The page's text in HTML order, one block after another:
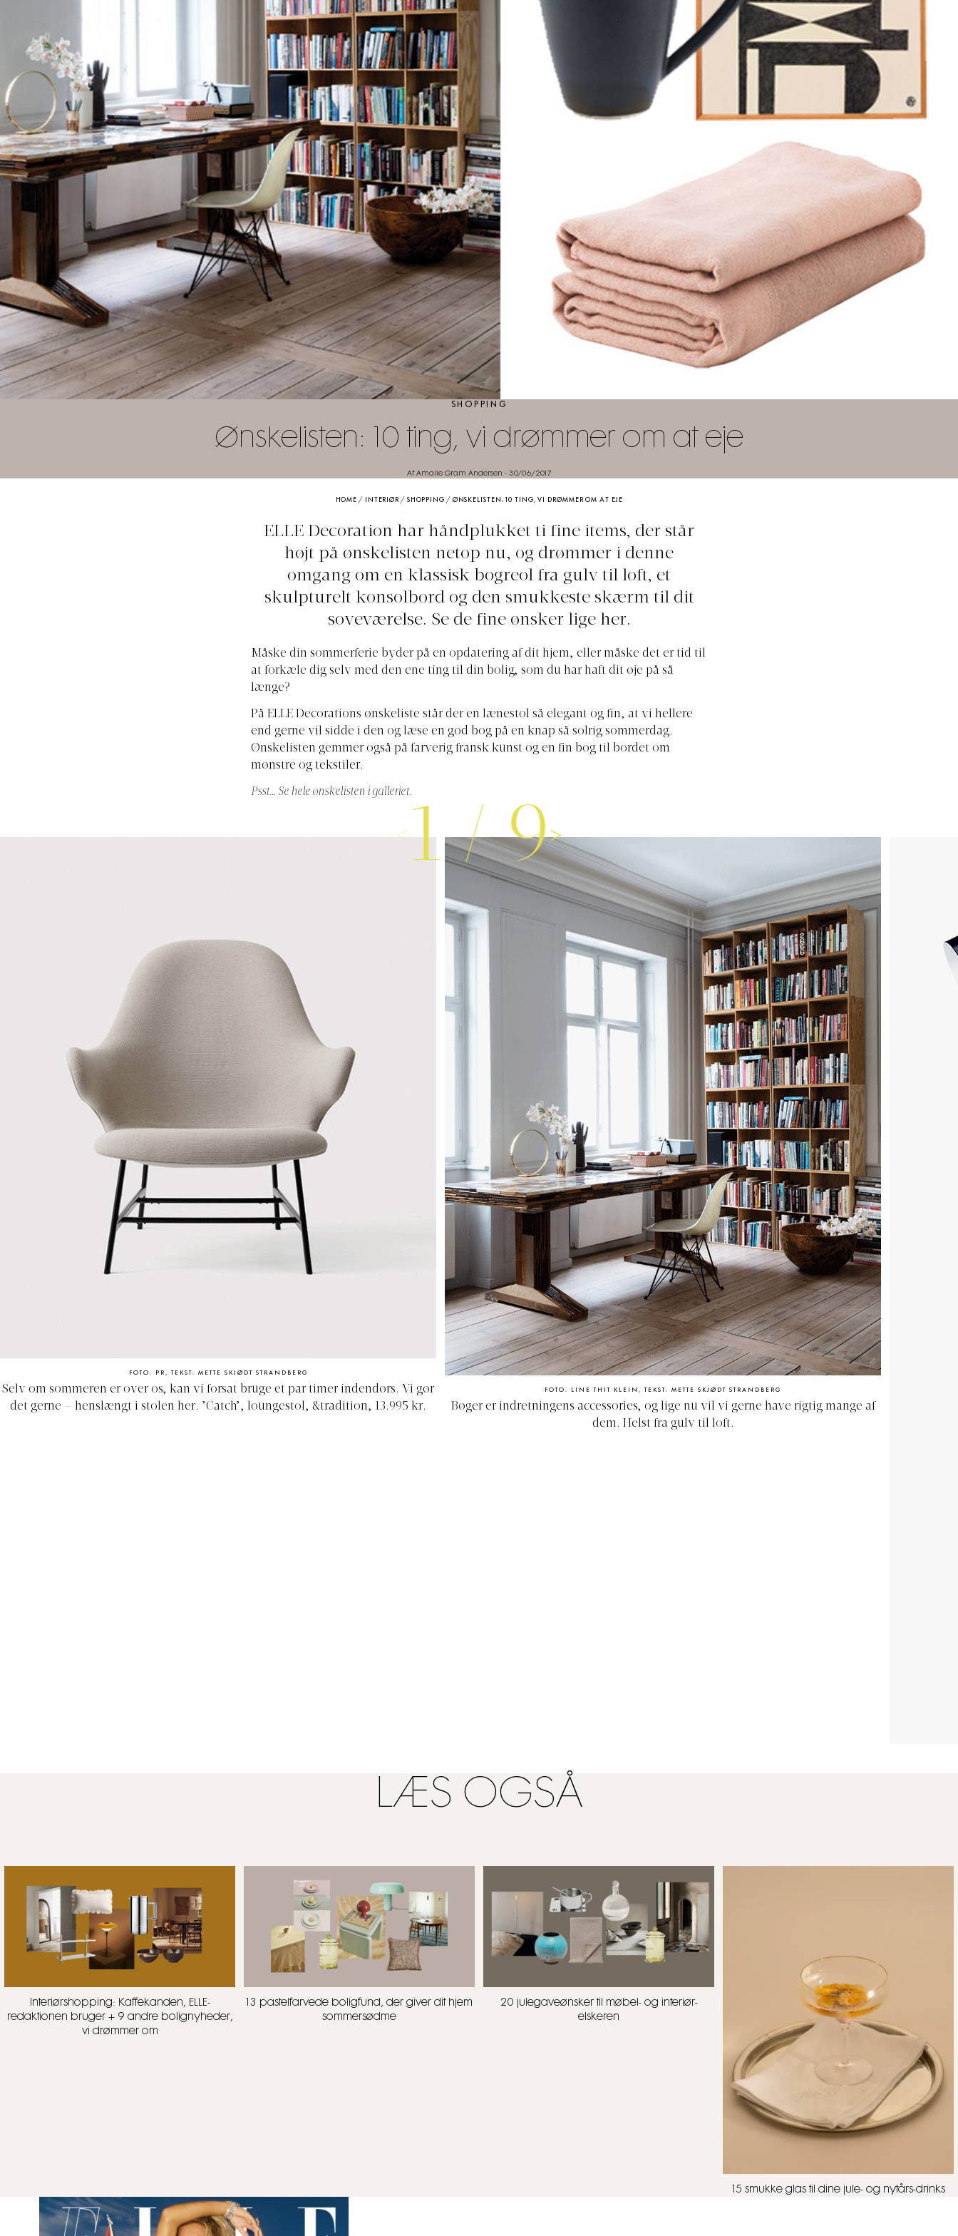
SHOPPING
Ønskelisten: 10 ting, vi drømmer om at eje
Af Amalie Gram Andersen - 30/06/2017
HOME / INTERIØR / SHOPPING / ØNSKELISTEN: 10 TING, VI DRØMMER OM AT EJE
ELLE Decoration har håndplukket ti fine items, der står
højt på ønskelisten netop nu, og drømmer i denne
omgang om en klassisk bogreol fra gulv til loft, et
skulpturelt konsolbord og den smukkeste skærm til dit
soveværelse. Se de fine ønsker lige her.
Måske din sommerferie byder på en opdatering af dit hjem, eller måske det er tid til
at forkæle dig selv med den ene ting til din bolig, som du har haft dit øje på så
længe?
På ELLE Decorations ønskeliste står der en lænestol så elegant og fin, at vi hellere
end gerne vil sidde i den og læse en god bog på en knap så solrig sommerdag.
Ønskelisten gemmer også på farverig fransk kunst og en fin bog til bordet om
mønstre og tekstiler.
Psst… Se hele ønskelisten i galleriet.
1/9
FOTO: PR, TEKST: METTE SKJØDT STRANDBERG
Selv om sommeren er over os, kan vi forsat bruge et par timer indendørs. Vi gør
det gerne – henslængt i stolen her. ’Catch’, loungestol, &tradition, 13.995 kr.
FOTO: LINE THIT KLEIN, TEKST: METTE SKJØDT STRANDBERG
Bøger er indretningens accessories, og lige nu vil vi gerne have rigtig mange af
dem. Helst fra gulv til loft.
LÆS OGSÅ
Interiørshopping: Kaffekanden, ELLE-
redaktionen bruger + 9 andre bolignyheder,
vi drømmer om
13 pastelfarvede boligfund, der giver dit hjem
sommersødme
20 julegaveønsker til møbel- og interiør-
elskeren
15 smukke glas til dine jule- og nytårs-drinks